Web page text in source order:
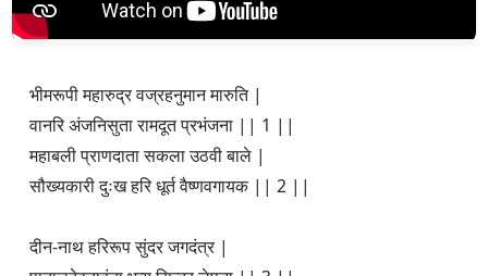
भीमरूपी महारुद्र वज्रहनुमान मारुति |
वानरि अंजनिसुता रामदूत प्रभंजना || 1 ||
महाबली प्राणदाता सकला उठवी बाले |
सौख्यकारी दुःख हरि धूर्त वैष्णवगायक || 2 ||
दीन-नाथ हरिरूप सुंदर जगदंत्र |